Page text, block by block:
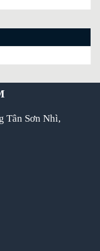
Tân Sơn Nhì,